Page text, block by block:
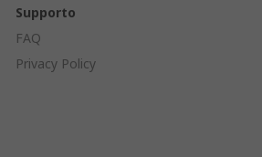
Supporto
FAQ
Privacy Policy